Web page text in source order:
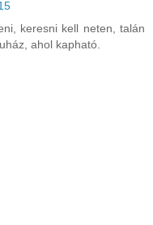
keresni kell neten, talán
ahol kapható.